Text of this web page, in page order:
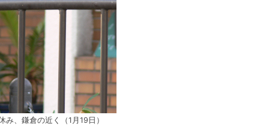
み、鎌倉の近く（1月19日）